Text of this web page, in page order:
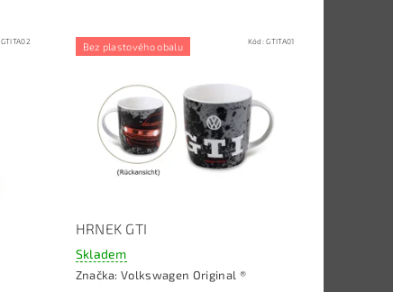
GTITA02 Bez plastového obalu Kód:GTITA01
HRNEK GTI
Skladem
Značka:Volkswagen Original ®